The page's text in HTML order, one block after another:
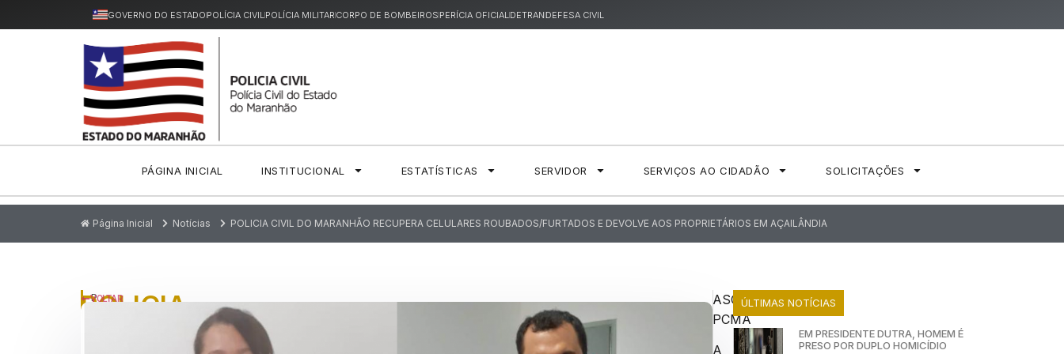
GOVERNO DO ESTADOPOLÍCIA CIVILPOLÍCIA MILITARCORPO DE BOMBEIROSPERÍCIA OFICIALDETRANDEFESA CIVIL
PÁGINA INICIAL INSTITUCIONAL ESTATÍSTICAS SERVIDOR SERVIÇOS AO CIDADÃO SOLICITAÇÕES
Página Inicial Notícias POLICIA CIVIL DO MARANHÃO RECUPERA CELULARES ROUBADOS/FURTADOS E DEVOLVE AOS PROPRIETÁRIOS EM AÇAILÂNDIA
P
POLICIA
VOLTAR
ASCOM
PCMA
A
ÚLTIMAS NOTÍCIAS
EM PRESIDENTE DUTRA, HOMEM É
PRESO POR DUPLO HOMICÍDIO